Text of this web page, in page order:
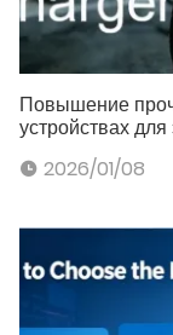
Повышение
устройствах
2026/01/08